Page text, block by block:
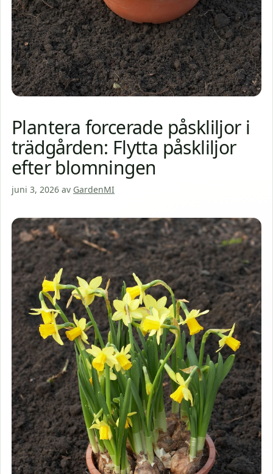
Plantera forcerade påskliljor i
trädgården: Flytta påskliljor
efter blomningen
juni 3, 2026 av GardenMI